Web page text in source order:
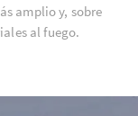
amplio y, sobre
al fuego.